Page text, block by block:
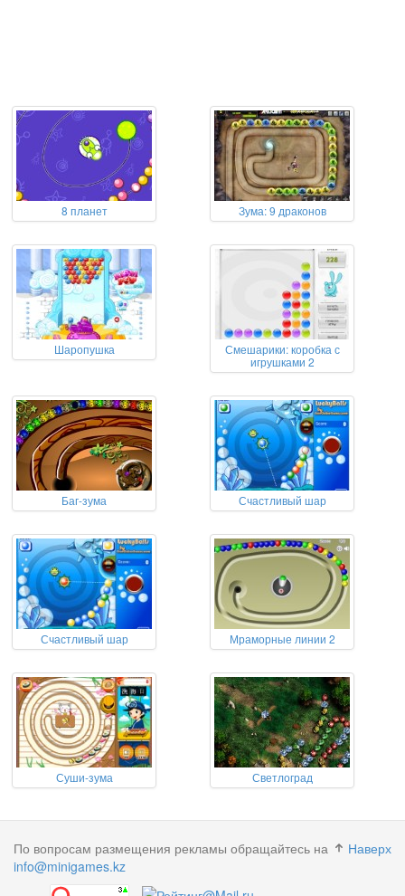
8 планет Зума: 9 драконов
Шаропушка
Смешарики: коробка с
игрушками 2
Баг-зума Счастливый шар
Счастливый шар Мраморные линии 2
Суши-зума Светлоград
Наверх
По вопросам размещения рекламы обращайтесь на
info@minigames.kz